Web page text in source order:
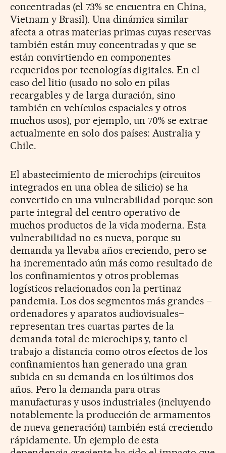
concentradas (el 73% se encuentra en China,
Vietnam y Brasil). Una dinámica similar
afecta a otras materias primas cuyas reservas
también están muy concentradas y que se
están convirtiendo en componentes
requeridos por tecnologías digitales. En el
caso del litio (usado no solo en pilas
recargables y de larga duración, sino
también en vehículos espaciales y otros
muchos usos), por ejemplo, un 70% se extrae
actualmente en solo dos países: Australia y
Chile.
El abastecimiento de microchips (circuitos
integrados en una oblea de silicio) se ha
convertido en una vulnerabilidad porque son
parte integral del centro operativo de
muchos productos de la vida moderna. Esta
vulnerabilidad no es nueva, porque su
demanda ya llevaba años creciendo, pero se
ha incrementado aún más como resultado de
los confinamientos y otros problemas
logísticos relacionados con la pertinaz
pandemia. Los dos segmentos más grandes –
ordenadores y aparatos audiovisuales–
representan tres cuartas partes de la
demanda total de microchips y, tanto el
trabajo a distancia como otros efectos de los
confinamientos han generado una gran
subida en su demanda en los últimos dos
años. Pero la demanda para otras
manufacturas y usos industriales (incluyendo
notablemente la producción de armamentos
de nueva generación) también está creciendo
rápidamente. Un ejemplo de esta